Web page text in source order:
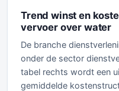
Trend winst en
vervoer over water
De branche
onder de sector
tabel rechts wordt een
gemiddelde